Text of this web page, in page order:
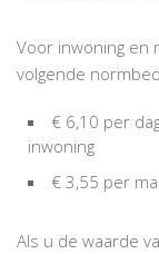
Voor inwoning en
volgende
€ 6,10 per
inwoning
€ 3,55 per
Als u de waarde